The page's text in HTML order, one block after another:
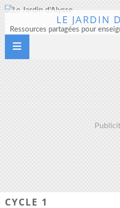
LE JARDIN
CYCLE 1